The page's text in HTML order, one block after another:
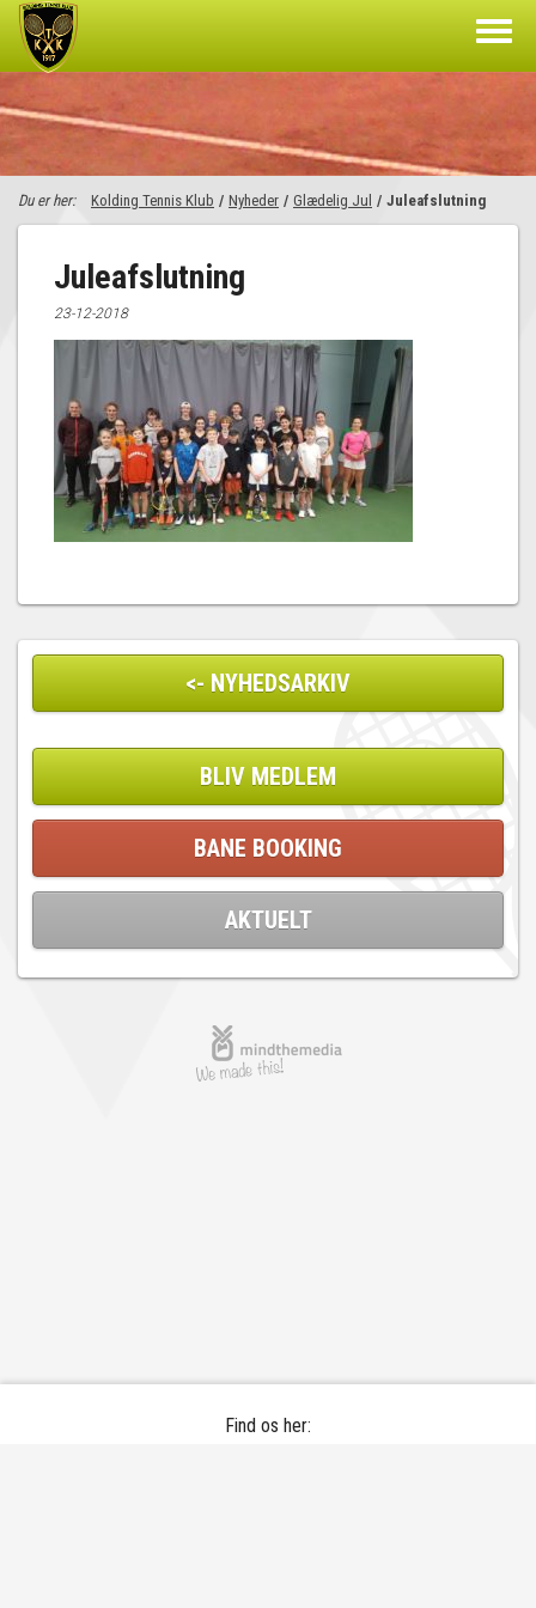
Du er her: Kolding Tennis Klub / Nyheder / Glædelig Jul / Juleafslutning
Juleafslutning
23-12-2018
<- NYHEDSARKIV
BLIV MEDLEM
BANE BOOKING
AKTUELT
Find os her: